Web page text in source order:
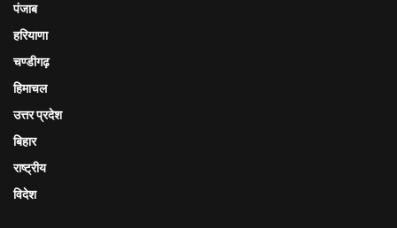
पंजाब
हरियाणा
चण्डीगढ़
हिमाचल
उत्तर प्रदेश
बिहार
राष्ट्रीय
विदेश